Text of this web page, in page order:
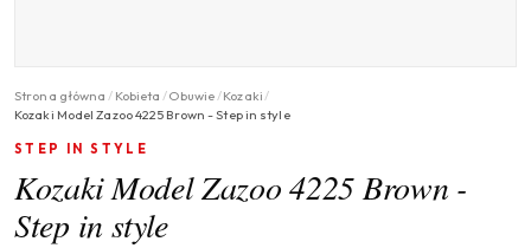
Strona główna / Kobieta /Obuwie/Kozaki/
Kozaki Model Zazoo 4225 Brown - Step in style
STEP IN STYLE
Kozaki Model Zazoo 4225 Brown -
Step in style